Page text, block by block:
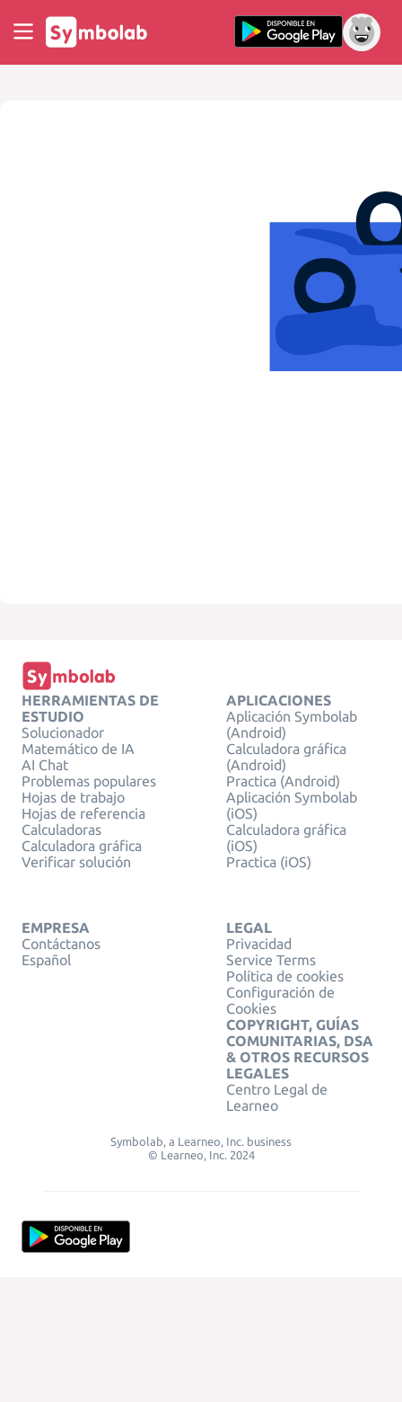
HERRAMIENTAS DE
ESTUDIO
Solucionador
Matemático de IA
AI Chat
Problemas populares
Hojas de trabajo
Hojas de referencia
Calculadoras
Calculadora gráfica
Verificar solución
APLICACIONES
Aplicación Symbolab
(Android)
Calculadora gráfica
(Android)
Practica (Android)
Aplicación Symbolab
(iOS)
Calculadora gráfica
(iOS)
Practica (iOS)
EMPRESA
Contáctanos
Español
LEGAL
Privacidad
Service Terms
Política de cookies
Configuración de
Cookies
COPYRIGHT, GUÍAS
COMUNITARIAS, DSA
& OTROS RECURSOS
LEGALES
Centro Legal de
Learneo
Symbolab, a Learneo, Inc. business
© Learneo, Inc. 2024